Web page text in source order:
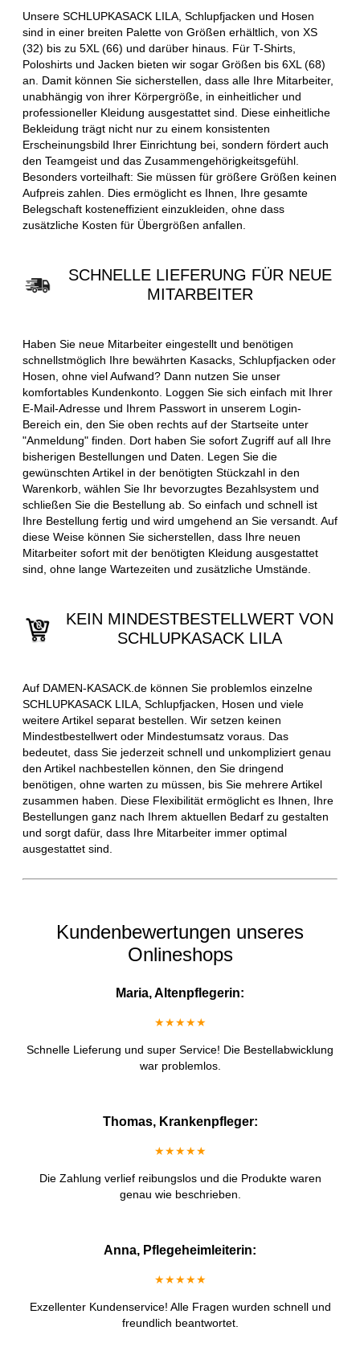
Unsere SCHLUPKASACK LILA, Schlupfjacken und Hosen
sind in einer breiten Palette von Größen erhältlich, von XS
(32) bis zu 5XL (66) und darüber hinaus. Für T-Shirts,
Poloshirts und Jacken bieten wir sogar Größen bis 6XL (68)
an. Damit können Sie sicherstellen, dass alle Ihre Mitarbeiter,
unabhängig von ihrer Körpergröße, in einheitlicher und
professioneller Kleidung ausgestattet sind. Diese einheitliche
Bekleidung trägt nicht nur zu einem konsistenten
Erscheinungsbild Ihrer Einrichtung bei, sondern fördert auch
den Teamgeist und das Zusammengehörigkeitsgefühl.
Besonders vorteilhaft: Sie müssen für größere Größen keinen
Aufpreis zahlen. Dies ermöglicht es Ihnen, Ihre gesamte
Belegschaft kosteneffizient einzukleiden, ohne dass
zusätzliche Kosten für Übergrößen anfallen.
SCHNELLE LIEFERUNG FÜR NEUE
MITARBEITER
Haben Sie neue Mitarbeiter eingestellt und benötigen
schnellstmöglich Ihre bewährten Kasacks, Schlupfjacken oder
Hosen, ohne viel Aufwand? Dann nutzen Sie unser
komfortables Kundenkonto. Loggen Sie sich einfach mit Ihrer
E-Mail-Adresse und Ihrem Passwort in unserem Login-
Bereich ein, den Sie oben rechts auf der Startseite unter
"Anmeldung" finden. Dort haben Sie sofort Zugriff auf all Ihre
bisherigen Bestellungen und Daten. Legen Sie die
gewünschten Artikel in der benötigten Stückzahl in den
Warenkorb, wählen Sie Ihr bevorzugtes Bezahlsystem und
schließen Sie die Bestellung ab. So einfach und schnell ist
Ihre Bestellung fertig und wird umgehend an Sie versandt. Auf
diese Weise können Sie sicherstellen, dass Ihre neuen
Mitarbeiter sofort mit der benötigten Kleidung ausgestattet
sind, ohne lange Wartezeiten und zusätzliche Umstände.
KEIN MINDESTBESTELLWERT VON
SCHLUPKASACK LILA
Auf DAMEN-KASACK.de können Sie problemlos einzelne
SCHLUPKASACK LILA, Schlupfjacken, Hosen und viele
weitere Artikel separat bestellen. Wir setzen keinen
Mindestbestellwert oder Mindestumsatz voraus. Das
bedeutet, dass Sie jederzeit schnell und unkompliziert genau
den Artikel nachbestellen können, den Sie dringend
benötigen, ohne warten zu müssen, bis Sie mehrere Artikel
zusammen haben. Diese Flexibilität ermöglicht es Ihnen, Ihre
Bestellungen ganz nach Ihrem aktuellen Bedarf zu gestalten
und sorgt dafür, dass Ihre Mitarbeiter immer optimal
ausgestattet sind.
Kundenbewertungen unseres
Onlineshops
Maria, Altenpflegerin:
★★★★★
Schnelle Lieferung und super Service! Die Bestellabwicklung
war problemlos.
Thomas, Krankenpfleger:
★★★★★
Die Zahlung verlief reibungslos und die Produkte waren
genau wie beschrieben.
Anna, Pflegeheimleiterin:
★★★★★
Exzellenter Kundenservice! Alle Fragen wurden schnell und
freundlich beantwortet.